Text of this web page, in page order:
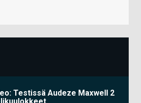
Testissä Audeze Maxwell 2